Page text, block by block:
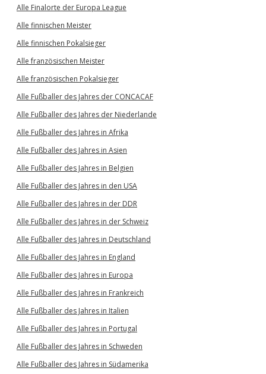
Alle Finalorte der Europa League
Alle finnischen Meister
Alle finnischen Pokalsieger
Alle französischen Meister
Alle französischen Pokalsieger
Alle Fußballer des Jahres der CONCACAF
Alle Fußballer des Jahres der Niederlande
Alle Fußballer des Jahres in Afrika
Alle Fußballer des Jahres in Asien
Alle Fußballer des Jahres in Belgien
Alle Fußballer des Jahres in den USA
Alle Fußballer des Jahres in der DDR
Alle Fußballer des Jahres in der Schweiz
Alle Fußballer des Jahres in Deutschland
Alle Fußballer des Jahres in England
Alle Fußballer des Jahres in Europa
Alle Fußballer des Jahres in Frankreich
Alle Fußballer des Jahres in Italien
Alle Fußballer des Jahres in Portugal
Alle Fußballer des Jahres in Schweden
Alle Fußballer des Jahres in Südamerika